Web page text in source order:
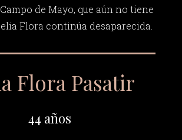
de Mayo, que aún no tiene
Flora continúa desaparecida.
Flora Pasatir
44 años